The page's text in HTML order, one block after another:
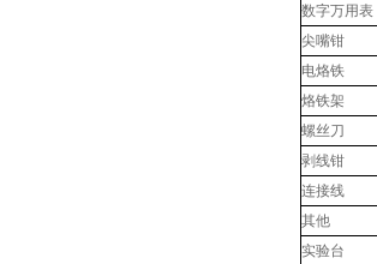
数字万用表
尖嘴钳
电烙铁
烙铁架
螺丝刀
剥线钳
连接线
其他
实验台